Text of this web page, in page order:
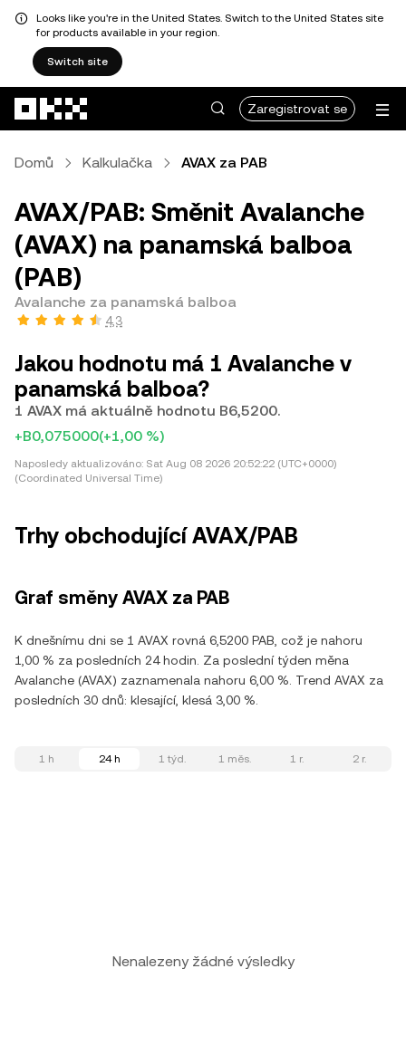
Looks like you're in the United States. Switch to the United States site
for products available in your region.
Switch site
Zaregistrovat se
Domů Kalkulačka AVAX za PAB
AVAX/PAB: Směnit Avalanche
(AVAX) na panamská balboa
(PAB)
Avalanche za panamská balboa
4,3
Jakou hodnotu má 1 Avalanche v
panamská balboa?
1 AVAX má aktuálně hodnotu B6,5200.
+B0,075000(+1,00 %)
Naposledy aktualizováno: Sat Aug 08 2026 20:52:22 (UTC+0000)
(Coordinated Universal Time)
Trhy obchodující AVAX/PAB
Graf směny AVAX za PAB
K dnešnímu dni se 1 AVAX rovná 6,5200 PAB, což je nahoru
1,00 % za posledních 24 hodin. Za poslední týden měna
Avalanche (AVAX) zaznamenala nahoru 6,00 %. Trend AVAX za
posledních 30 dnů: klesající, klesá 3,00 %.
1 h 24 h 1 týd. 1 měs. 1 r. 2 r.
Nenalezeny žádné výsledky